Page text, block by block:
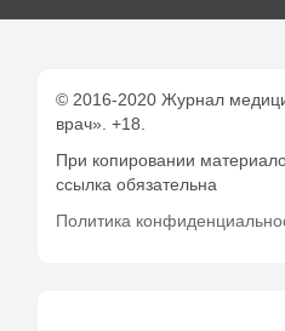
© 2016-2020 Журнал
врач». +18.
При копировании
ссылка обязательна
Политика